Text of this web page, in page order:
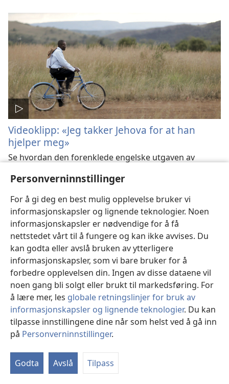
Personverninnstillinger
For å gi deg en best mulig opplevelse bruker vi
informasjonskapsler og lignende teknologier. Noen
informasjonskapsler er nødvendige for å få
nettstedet vårt til å fungere og kan ikke avvises. Du
kan godta eller avslå bruken av ytterligere
informasjonskapsler, som vi bare bruker for å
forbedre opplevelsen din. Ingen av disse dataene vil
noen gang bli solgt eller brukt til markedsføring. For
å lære mer, les globale retningslinjer for bruk av
informasjonskapsler og lignende teknologier. Du kan
tilpasse innstillingene dine når som helst ved å gå inn
på Personverninnstillinger.
Godta Avslå Tilpass
Videoklipp: «Jeg takker Jehova for at han
hjelper meg»
Se hvordan den forenklede engelske utgaven av
forhold til Jehova Gud.
Første Mosebok nå tilgjengelig på
amerikansk tegnspråk
tilgjengelig!